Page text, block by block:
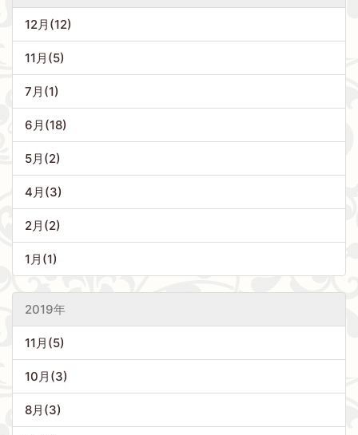
12月(12)
11月(5)
7月(1)
6月(18)
5月(2)
4月(3)
2月(2)
1月(1)
2019年
11月(5)
10月(3)
8月(3)